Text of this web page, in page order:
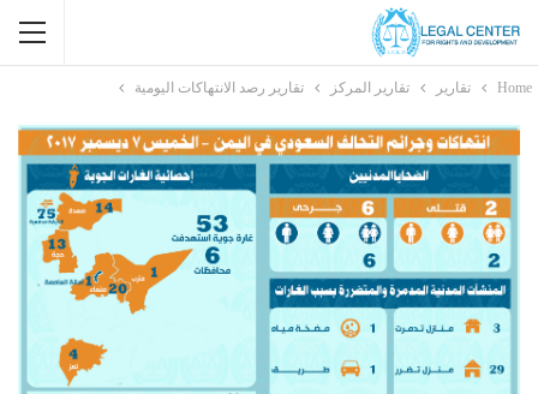
Home تقارير تقارير المركز تقارير رصد الانتهاكات اليومية